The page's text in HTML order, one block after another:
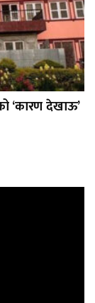
‘कारण देखाऊ’